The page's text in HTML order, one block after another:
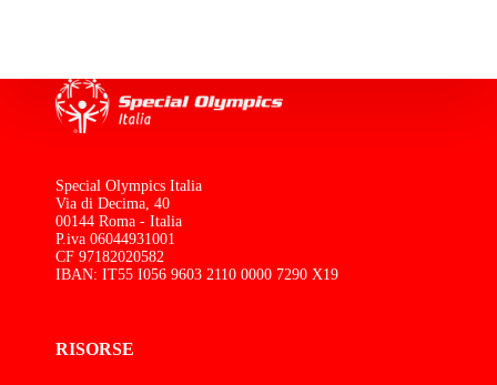
Special Olympics Italia
Via di Decima, 40
00144 Roma - Italia
P.iva 06044931001
CF 97182020582
IBAN: IT55 I056 9603 2110 0000 7290 X19
RISORSE